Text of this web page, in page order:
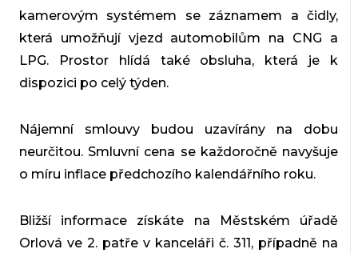
kamerovým systémem se záznamem a čidly,
která umožňují vjezd automobilům na CNG a
LPG. Prostor hlídá také obsluha, která je k
dispozici po celý týden.
Nájemní smlouvy budou uzavírány na dobu
neurčitou. Smluvní cena se každoročně navyšuje
o míru inflace předchozího kalendářního roku.
Bližší informace získáte na Městském úřadě
Orlová ve 2. patře v kanceláři č. 311, případně na